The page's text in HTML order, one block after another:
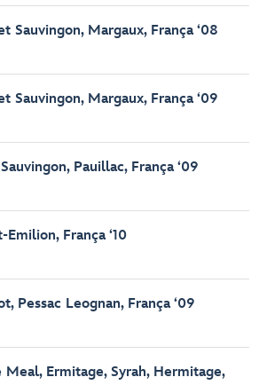
Sauvingon, Margaux, França ‘08
Sauvingon, Margaux, França ‘09
Pauillac, França ‘09
França ‘10
Pessac Leognan, França ‘09
Meal, Ermitage, Syrah, Hermitage,